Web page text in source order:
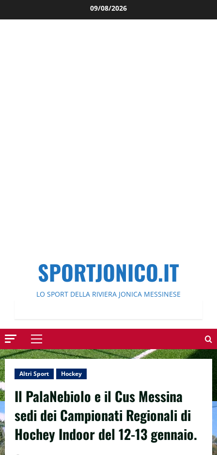
al
09/08/2026
SPORTJONICO.IT
LO SPORT DELLA RIVIERA JONICA MESSINESE
Menu
principale
Altri Sport Hockey
Il PalaNebiolo e il Cus Messina
sedi dei Campionati Regionali di
Hochey Indoor del 12-13 gennaio.